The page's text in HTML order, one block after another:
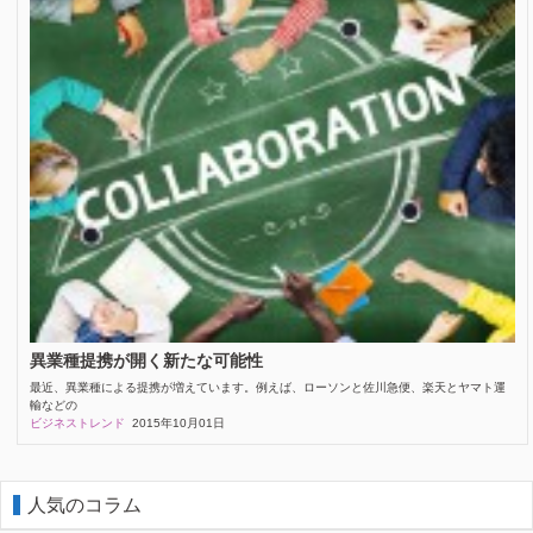
異業種提携が開く新たな可能性
最近、異業種による提携が増えています。例えば、ローソンと佐川急便、楽天とヤマト運
輸などの
ビジネストレンド
2015年10月01日
人気のコラム